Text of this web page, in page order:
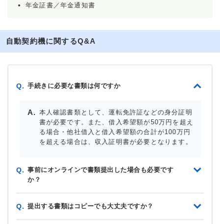
年金証書／年金通知書
自動契約機に関するQ&A
Q. 手続きに必要な書類は何ですか
本人確認書類として、運転免許証などの身分証明
書が必要です。また、借入希望額が50万円を超え
る場合・他社借入と借入希望額の合計が100万円
を超える場合は、収入証明書が必要となります。
Q. 事前にオンラインで書類提出した場合も必要です
か？
Q. 提出する書類はコピーでも大丈夫ですか？